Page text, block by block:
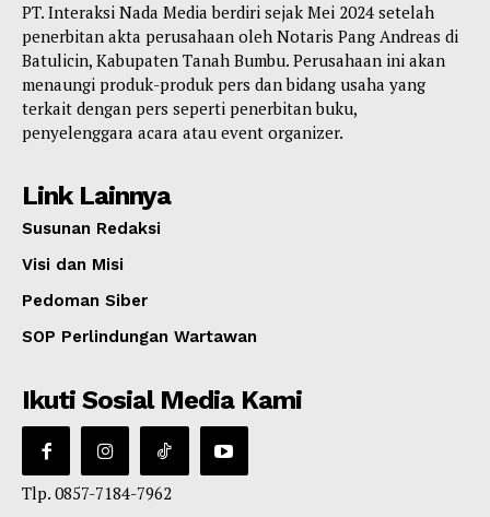
PT. Interaksi Nada Media berdiri sejak Mei 2024 setelah
penerbitan akta perusahaan oleh Notaris Pang Andreas di
Batulicin, Kabupaten Tanah Bumbu. Perusahaan ini akan
menaungi produk-produk pers dan bidang usaha yang
terkait dengan pers seperti penerbitan buku,
penyelenggara acara atau event organizer.
Link Lainnya
Susunan Redaksi
Visi dan Misi
Pedoman Siber
SOP Perlindungan Wartawan
Ikuti Sosial Media Kami
Tlp. 0857-7184-7962